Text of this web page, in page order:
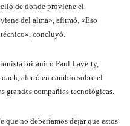
de donde proviene el
del alma», afirmó. «Eso
concluyó.
británico Paul Laverty,
alertó en cambio sobre el
compañías tecnológicas.
que no deberíamos dejar que estos